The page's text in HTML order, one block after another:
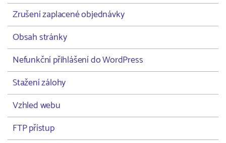
Zrušení zaplacené objednávky
Obsah stránky
Nefunkční přihlášení do WordPress
Stažení zálohy
Vzhled webu
FTP přístup